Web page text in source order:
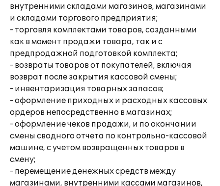
внутренними складами магазинов, магазинами
и складами торгового предприятия;
- торговля комплектами товаров, созданными
как в момент продажи товара, так и с
предпродажной подготовкой комплекта;
- возвраты товаров от покупателей, включая
возврат после закрытия кассовой смены;
- инвентаризация товарных запасов;
- оформление приходных и расходных кассовых
ордеров непосредственно в магазинах;
- оформление чеков продажи, и по окончании
смены сводного отчета по контрольно-кассовой
машине, с учетом возвращенных товаров в
смену;
- перемещение денежных средств между
магазинами, внутренними кассами магазинов,